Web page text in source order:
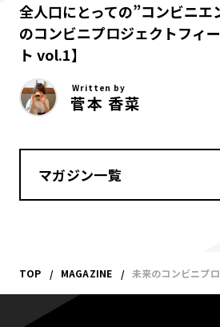
全人口にとっての”コンビニエ
のコンビニプロジェクトフィ
ト vol.1】
Written by
菅本 香菜
マガジン一覧
TOP MAGAZINE